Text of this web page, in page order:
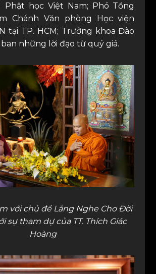
Phật học Việt Nam; Phó Tổng
Chánh Văn phòng Học viện
tại TP. HCM; Trưởng khoa Đào
những lời đạo từ quý giá.
với chủ đề Lắng Nghe Cho Đời
sự tham dự của TT. Thích Giác
Hoàng